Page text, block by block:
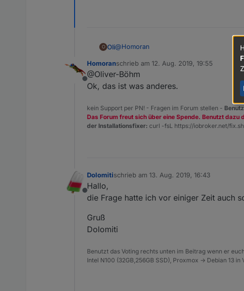
O Oli@Homoran
ich frage über den Ping Adapter ab, ob
eingetragen werden, diesen Namen
Offline
Homoranschrieb am 12. Aug. 2019, 19:55
zuletzt editiert von
@Oliver-Böhm
Ok, das ist was anderes.
kein Support per PN! - Fragen im Forum stellen -
Das Forum freut sich über eine Spende. Benutzt dazu
der Installationsfixer: curl -fsL https://iobroker.net/
Offline
Dolomitischrieb am 13. Aug. 2019, 16:43
zuletzt editiert von
Hallo,
die Frage hatte ich vor einiger Zeit auch
Gruß
Dolomiti
Benutzt das Voting rechts unten im Beitrag wenn er
Intel N100 (32GB,256GB SSD), Proxmox -> Debian 13